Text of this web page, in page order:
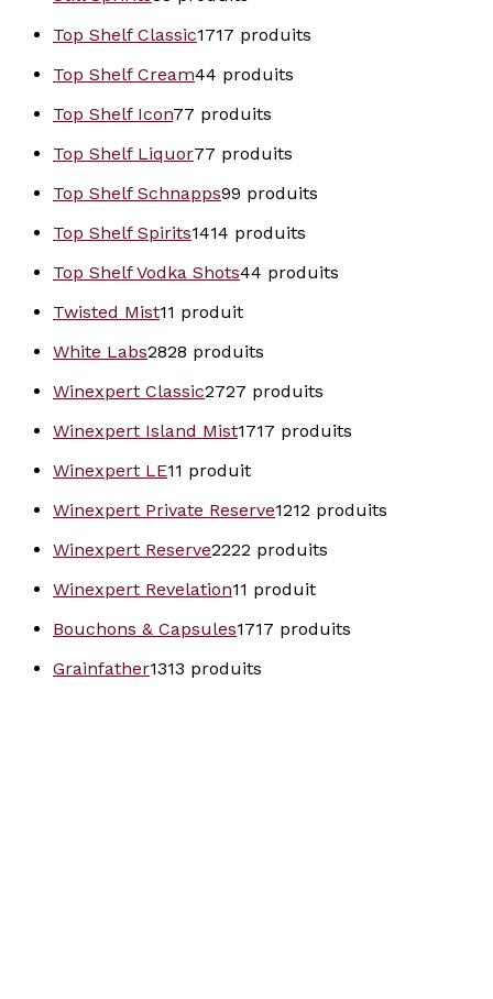
Top Shelf Classic1717 produits
Top Shelf Cream44 produits
Top Shelf Icon77 produits
Top Shelf Liquor77 produits
Top Shelf Schnapps99 produits
Top Shelf Spirits1414 produits
Top Shelf Vodka Shots44 produits
Twisted Mist11 produit
White Labs2828 produits
Winexpert Classic2727 produits
Winexpert Island Mist1717 produits
Winexpert LE11 produit
Winexpert Private Reserve1212 produits
Winexpert Reserve2222 produits
Winexpert Revelation11 produit
Bouchons & Capsules1717 produits
Grainfather1313 produits